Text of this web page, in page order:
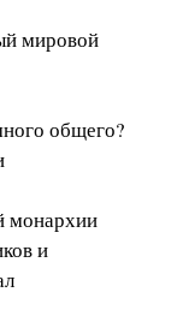
мировой
общего?
монархии
и